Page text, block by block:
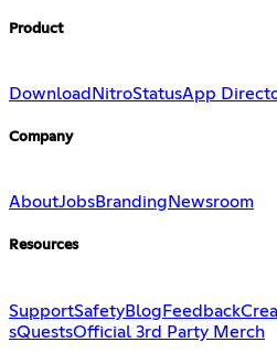
Product
Download NitroStatusApp
Company
AboutJobsBranding Newsroom
Resources
SupportSafetyBlog Feedback
sQuestsOfficial 3rd Party Merch